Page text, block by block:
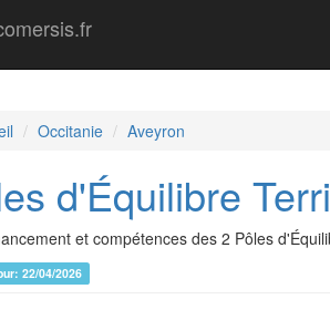
Occitanie Aveyron
d'Équilibre
et compétences des 2 Pôles
22/04/2026